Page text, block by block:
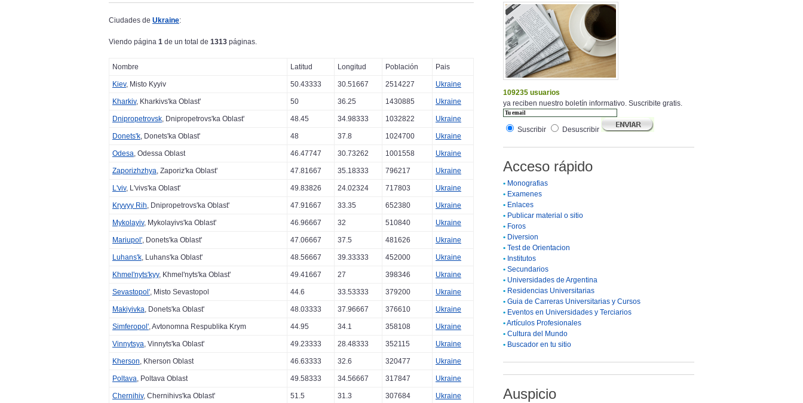
Ciudades de Ukraine:
Viendo página 1 de un total de 1313 páginas.
Nombre Latitud Longitud Población Pais
Kiev, Misto Kyyiv 50.43333 30.51667 2514227 Ukraine
Kharkiv, Kharkivs'ka Oblast' 50 36.25 1430885 Ukraine
Dnipropetrovsk, Dnipropetrovs'ka Oblast' 48.45 34.98333 1032822 Ukraine
Donets'k, Donets'ka Oblast' 48 37.8 1024700 Ukraine
Odesa, Odessa Oblast 46.47747 30.73262 1001558 Ukraine
Zaporizhzhya, Zaporiz'ka Oblast' 47.81667 35.18333 796217 Ukraine
L'viv, L'vivs'ka Oblast' 49.83826 24.02324 717803 Ukraine
Kryvyy Rih, Dnipropetrovs'ka Oblast' 47.91667 33.35 652380 Ukraine
Mykolayiv, Mykolayivs'ka Oblast' 46.96667 32 510840 Ukraine
Mariupol', Donets'ka Oblast' 47.06667 37.5 481626 Ukraine
Luhans'k, Luhans'ka Oblast' 48.56667 39.33333 452000 Ukraine
Khmel'nyts'kyy, Khmel'nyts'ka Oblast' 49.41667 27 398346 Ukraine
Sevastopol', Misto Sevastopol 44.6 33.53333 379200 Ukraine
Makiyivka, Donets'ka Oblast' 48.03333 37.96667 376610 Ukraine
Simferopol', Avtonomna Respublika Krym 44.95 34.1 358108 Ukraine
Vinnytsya, Vinnyts'ka Oblast' 49.23333 28.48333 352115 Ukraine
Kherson, Kherson Oblast 46.63333 32.6 320477 Ukraine
Poltava, Poltava Oblast 49.58333 34.56667 317847 Ukraine
Chernihiv, Chernihivs'ka Oblast' 51.5 31.3 307684 Ukraine
109235 usuarios
ya reciben nuestro boletín informativo. Suscribite gratis.
Suscribir Desuscribir
Acceso rápido
• Monografias
• Examenes
• Enlaces
• Publicar material o sitio
• Foros
• Diversion
• Test de Orientacion
• Institutos
• Secundarios
• Universidades de Argentina
• Residencias Universitarias
• Guia de Carreras Universitarias y Cursos
• Eventos en Universidades y Terciarios
•Artículos Profesionales
• Cultura del Mundo
• Buscador en tu sitio
Auspicio